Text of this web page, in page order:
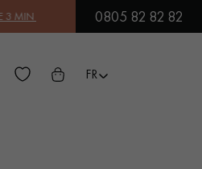
| PAYEZ EN 3X OU 4X SANS FRAIS
0805 82 82 82
FR